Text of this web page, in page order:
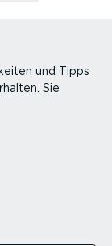
und Tipps
Sie